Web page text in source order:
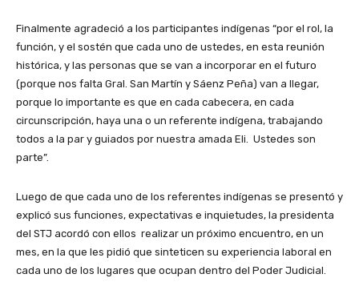
Finalmente agradeció a los participantes indígenas “por el rol, la
función, y el sostén que cada uno de ustedes, en esta reunión
histórica, y las personas que se van a incorporar en el futuro
(porque nos falta Gral. San Martín y Sáenz Peña) van a llegar,
porque lo importante es que en cada cabecera, en cada
circunscripción, haya una o un referente indígena, trabajando
todos a la par y guiados por nuestra amada Eli. Ustedes son
parte”.
Luego de que cada uno de los referentes indígenas se presentó y
explicó sus funciones, expectativas e inquietudes, la presidenta
del STJ acordó con ellos realizar un próximo encuentro, en un
mes, en la que les pidió que sinteticen su experiencia laboral en
cada uno de los lugares que ocupan dentro del Poder Judicial.